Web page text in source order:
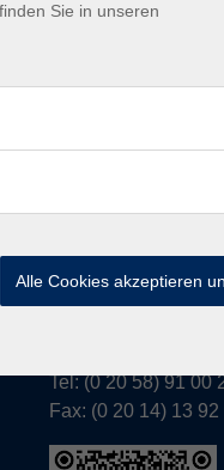
Schulstraße 7
42489 Wülfrath
Tel: (0 20 58) 91 00
Fax: (0 20 14) 13 92
Sie in unseren
Alle Cookies akzeptieren